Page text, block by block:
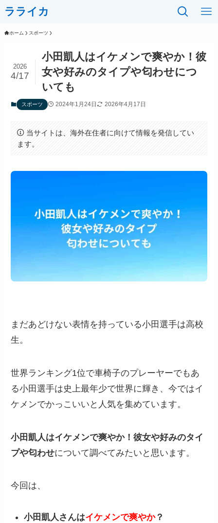
ラライカ
ホーム スポーツ
小田凱人はイケメンで爽やか！彼
女や好みのタイプや匂わせにつ
いても
2026
4/17
スポーツ 2024年1月24日 2026年4月17日
当サイトは、海外在住者に向けて情報を発信してい
ます。
まだあどけない表情を持っている小田選手は高校
生。
世界ランキング1位で車椅子のプレーヤーでもあ
る小田選手は史上最年少で世界に輝き、今ではイ
ケメンでかっこいいと人気を集めています。
小田凱人はイケメンで爽やか！彼女や好みのタイ
プや匂わせについて調べてみたいと思います。
今回は、
小田凱人さんはイケメンで爽やか？